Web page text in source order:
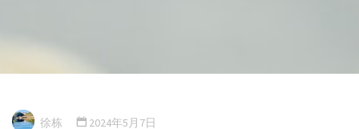
徐栋 2024年5月7日